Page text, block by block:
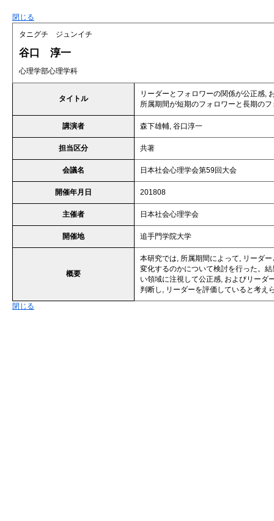
閉じる
タニグチ ジュンイチ
谷口 淳一
心理学部心理学科
タイトル
リーダーとフォロワーの関係が公正感,
所属期間が短期のフォロワーと長期の
講演者 森下雄輔, 谷口淳一
担当区分 共著
会議名 日本社会心理学会第59回大会
開催年月日 201808
主催者 日本社会心理学会
開催地 追手門学院大学
概要
本研究では, 所属期間によって, リーダ
変化するのかについて検討を行った。
い領域に注視して公正感, およびリーダ
判断し, リーダーを評価していると考え
閉じる